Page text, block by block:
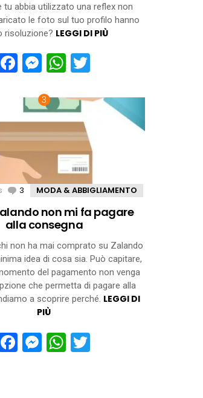
tu abbia utilizzato una reflex non
le foto sul tuo profilo hanno
risoluzione? LEGGI DI PIÙ
Facebook
Messenger
WhatsApp
Twitter
3 Comments
MODA & ABBIGLIAMENTO
non mi fa pagare
alla consegna
non ha mai comprato su Zalando
idea di cosa sia. Può capitare,
del pagamento non venga
che permetta di pagare alla
a scoprire perché. LEGGI DI
PIÙ
Facebook
Messenger
WhatsApp
Twitter